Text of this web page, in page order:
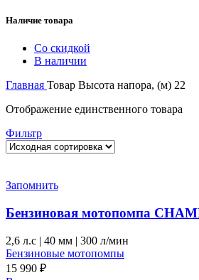
Наличие товара
Со скидкой
В наличии
Главная Товар Высота напора, (м) 22
Отображение единственного товара
Фильтр
Запомнить
Бензиновая мотопомпа
2,6 л.с | 40 мм | 300 л/мин
Бензиновые мотопомпы
15 990 ₽